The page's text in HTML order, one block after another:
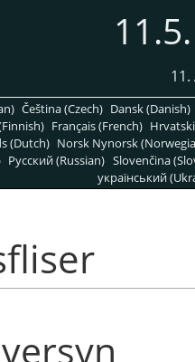
Čeština (Czech) Dansk (Danish)
Français (French)
(Dutch) Norsk Nynorsk
Pусский (Russian) Slovenčina
український